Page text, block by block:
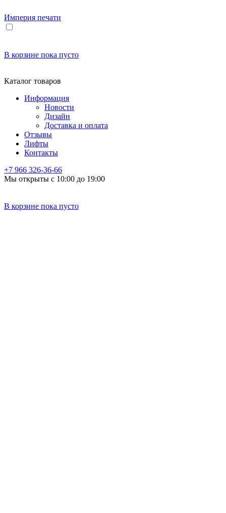
Империя печати
В корзине пока пусто
Каталог товаров
Информация
Новости
Дизайн
Доставка и оплата
Отзывы
Лифты
Контакты
+7 966 326-36-66
Мы открыты с 10:00 до 19:00
В корзине пока пусто